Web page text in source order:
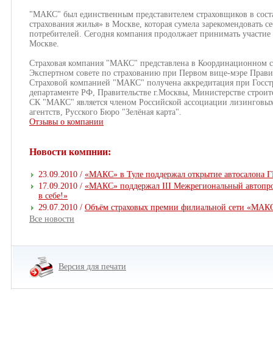
"МАКС" был единственным представителем страховщиков в
страхования жилья» в Москве, которая сумела зарекомендовать
потребителей. Сегодня компания продолжает принимать
Москве.
Страховая компания "МАКС" представлена в Координационном
Экспертном совете по страхованию при Первом вице-мэре
Страховой компанией "МАКС" получена аккредитация при
департаменте РФ, Правительстве г.Москвы, Министерстве
CК "МАКС" является членом Российской ассоциации
агентств, Русского Бюро "Зелёная карта".
Отзывы о компании
Новости компнии:
23.09.2010 / «МАКС» в Туле поддержал открытие автосалона
17.09.2010 / «МАКС» поддержал III Межрегиональный
в себе!»
29.07.2010 / Объём страховых премии филиальной сети
Все новости
Версия для печати